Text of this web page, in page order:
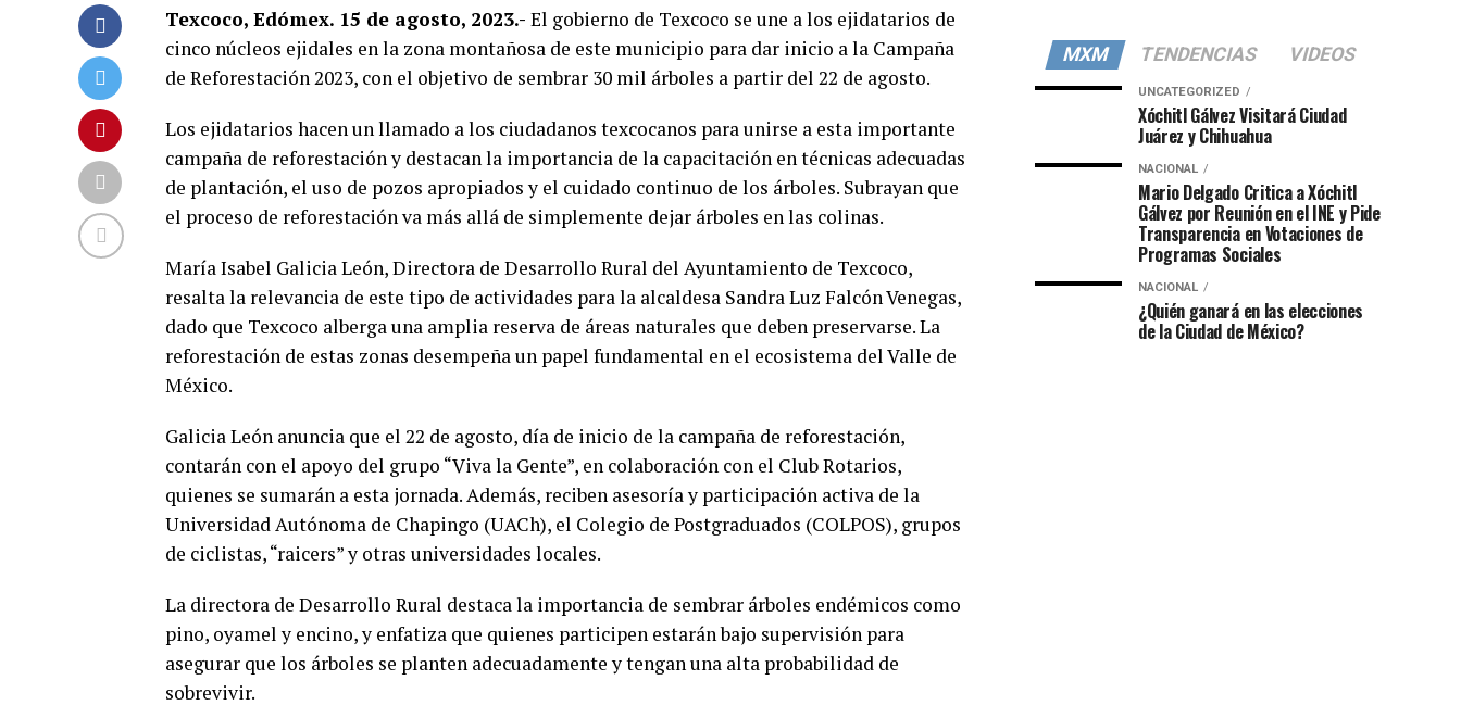
Texcoco, Edómex. 15 de agosto, 2023.- El gobierno de Texcoco se une a los ejidatarios de
cinco núcleos ejidales en la zona montañosa de este municipio para dar inicio a la Campaña
de Reforestación 2023, con el objetivo de sembrar 30 mil árboles a partir del 22 de agosto.
Los ejidatarios hacen un llamado a los ciudadanos texcocanos para unirse a esta importante
campaña de reforestación y destacan la importancia de la capacitación en técnicas adecuadas
de plantación, el uso de pozos apropiados y el cuidado continuo de los árboles. Subrayan que
el proceso de reforestación va más allá de simplemente dejar árboles en las colinas.
María Isabel Galicia León, Directora de Desarrollo Rural del Ayuntamiento de Texcoco,
resalta la relevancia de este tipo de actividades para la alcaldesa Sandra Luz Falcón Venegas,
dado que Texcoco alberga una amplia reserva de áreas naturales que deben preservarse. La
reforestación de estas zonas desempeña un papel fundamental en el ecosistema del Valle de
México.
Galicia León anuncia que el 22 de agosto, día de inicio de la campaña de reforestación,
contarán con el apoyo del grupo “Viva la Gente”, en colaboración con el Club Rotarios,
quienes se sumarán a esta jornada. Además, reciben asesoría y participación activa de la
Universidad Autónoma de Chapingo (UACh), el Colegio de Postgraduados (COLPOS), grupos
de ciclistas, “raicers” y otras universidades locales.
La directora de Desarrollo Rural destaca la importancia de sembrar árboles endémicos como
pino, oyamel y encino, y enfatiza que quienes participen estarán bajo supervisión para
asegurar que los árboles se planten adecuadamente y tengan una alta probabilidad de
sobrevivir.
MXM TENDENCIAS VIDEOS
UNCATEGORIZED
Xóchitl Gálvez Visitará Ciudad
Juárez y Chihuahua
NACIONAL
Mario Delgado Critica a Xóchitl
Gálvez por Reunión en el INE y Pide
Transparencia en Votaciones de
Programas Sociales
NACIONAL
¿Quién ganará en las elecciones
de la Ciudad de México?